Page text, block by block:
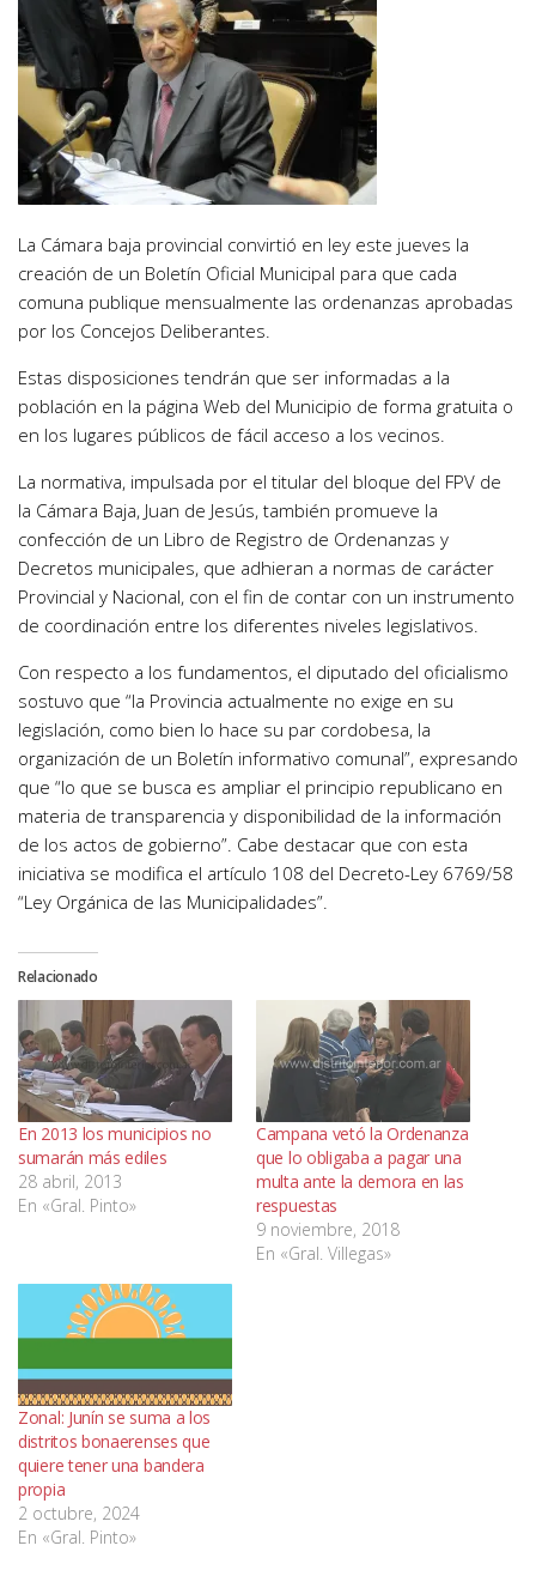
La Cámara baja provincial convirtió en ley este jueves la
creación de un Boletín Oficial Municipal para que cada
comuna publique mensualmente las ordenanzas aprobadas
por los Concejos Deliberantes.
Estas disposiciones tendrán que ser informadas a la
población en la página Web del Municipio de forma gratuita o
en los lugares públicos de fácil acceso a los vecinos.
La normativa, impulsada por el titular del bloque del FPV de
la Cámara Baja, Juan de Jesús, también promueve la
confección de un Libro de Registro de Ordenanzas y
Decretos municipales, que adhieran a normas de carácter
Provincial y Nacional, con el fin de contar con un instrumento
de coordinación entre los diferentes niveles legislativos.
Con respecto a los fundamentos, el diputado del oficialismo
sostuvo que “la Provincia actualmente no exige en su
legislación, como bien lo hace su par cordobesa, la
organización de un Boletín informativo comunal”, expresando
que “lo que se busca es ampliar el principio republicano en
materia de transparencia y disponibilidad de la información
de los actos de gobierno”. Cabe destacar que con esta
iniciativa se modifica el artículo 108 del Decreto-Ley 6769/58
“Ley Orgánica de las Municipalidades”.
Relacionado
En 2013 los municipios no
sumarán más ediles
28 abril, 2013
En «Gral. Pinto»
Campana vetó la Ordenanza
que lo obligaba a pagar una
multa ante la demora en las
respuestas
9 noviembre, 2018
En «Gral. Villegas»
Zonal: Junín se suma a los
distritos bonaerenses que
quiere tener una bandera
propia
2 octubre, 2024
En «Gral. Pinto»